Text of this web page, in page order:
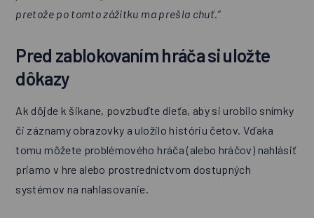
pretože po tomto zážitku ma prešla chuť.“
Pred zablokovaním hráča si uložte
dôkazy
Ak dôjde k šikane, povzbuďte dieťa, aby si urobilo snímky
či záznamy obrazovky a uložilo históriu četov. Vďaka
tomu môžete problémového hráča (alebo hráčov) nahlásiť
priamo v hre alebo prostredníctvom dostupných
systémov na nahlasovanie.